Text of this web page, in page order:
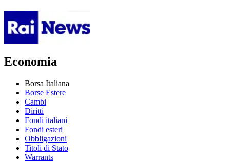
Economia
Borsa Italiana
Borse Estere
Cambi
Diritti
Fondi italiani
Fondi esteri
Obbligazioni
Titoli di Stato
Warrants